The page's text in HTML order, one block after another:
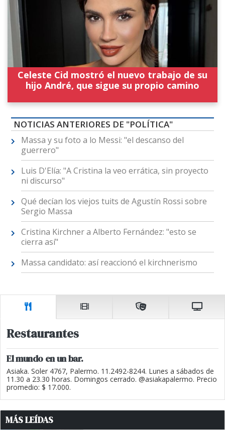
Celeste Cid mostró el nuevo trabajo de su
hijo André, que sigue su propio camino
NOTICIAS ANTERIORES DE "POLÍTICA"
Massa y su foto a lo Messi: "el descanso del
guerrero"
Luis D'Elía: "A Cristina la veo errática, sin proyecto
ni discurso"
Qué decían los viejos tuits de Agustín Rossi sobre
Sergio Massa
Cristina Kirchner a Alberto Fernández: "esto se
cierra así"
Massa candidato: así reaccionó el kirchnerismo
Restaurantes
El mundo en un bar.
Asiaka. Soler 4767, Palermo. 11.2492-8244. Lunes a sábados de
11.30 a 23.30 horas. Domingos cerrado. @asiakapalermo. Precio
promedio: $ 17.000.
MÁS LEÍDAS